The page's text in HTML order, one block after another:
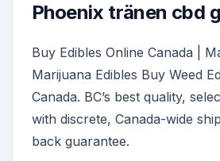
Phoenix tränen cbd
Buy Edibles Online Canada |
Marijuana Edibles Buy Weed
Canada. BC’s best quality,
with discrete, Canada-wide
back guarantee.